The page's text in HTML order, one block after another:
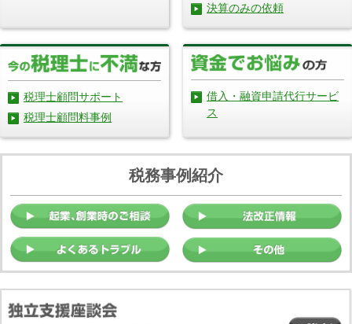
決算のみの依頼
税理士顧問サポート
税理士顧問料事例
借入・融資申請代行サービ
ス
税務事例紹介